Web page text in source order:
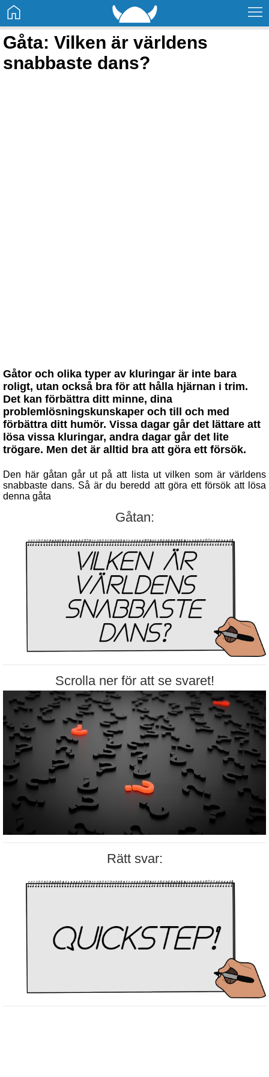
Gåta: Vilken är världens
snabbaste dans?
Gåtor och olika typer av kluringar är inte bara
roligt, utan också bra för att hålla hjärnan i trim.
Det kan förbättra ditt minne, dina
problemlösningskunskaper och till och med
förbättra ditt humör. Vissa dagar går det lättare att
lösa vissa kluringar, andra dagar går det lite
trögare. Men det är alltid bra att göra ett försök.
Den här gåtan går ut på att lista ut vilken som är världens
snabbaste dans. Så är du beredd att göra ett försök att lösa
denna gåta
Gåtan:
Scrolla ner för att se svaret!
Rätt svar: